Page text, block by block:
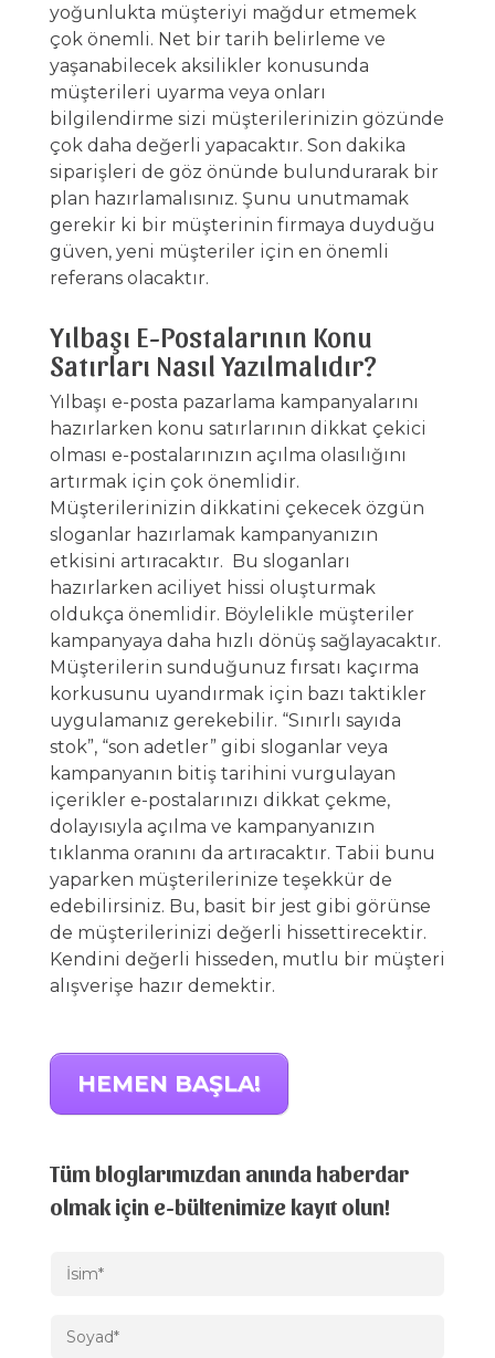
yoğunlukta müşteriyi mağdur etmemek
çok önemli. Net bir tarih belirleme ve
yaşanabilecek aksilikler konusunda
müşterileri uyarma veya onları
bilgilendirme sizi müşterilerinizin gözünde
çok daha değerli yapacaktır. Son dakika
siparişleri de göz önünde bulundurarak bir
plan hazırlamalısınız. Şunu unutmamak
gerekir ki bir müşterinin firmaya duyduğu
güven, yeni müşteriler için en önemli
referans olacaktır.
Yılbaşı E-Postalarının Konu
Satırları Nasıl Yazılmalıdır?
Yılbaşı e-posta pazarlama kampanyalarını
hazırlarken konu satırlarının dikkat çekici
olması e-postalarınızın açılma olasılığını
artırmak için çok önemlidir.
Müşterilerinizin dikkatini çekecek özgün
sloganlar hazırlamak kampanyanızın
etkisini artıracaktır. Bu sloganları
hazırlarken aciliyet hissi oluşturmak
oldukça önemlidir. Böylelikle müşteriler
kampanyaya daha hızlı dönüş sağlayacaktır.
Müşterilerin sunduğunuz fırsatı kaçırma
korkusunu uyandırmak için bazı taktikler
uygulamanız gerekebilir. “Sınırlı sayıda
stok”, “son adetler” gibi sloganlar veya
kampanyanın bitiş tarihini vurgulayan
içerikler e-postalarınızı dikkat çekme,
dolayısıyla açılma ve kampanyanızın
tıklanma oranını da artıracaktır. Tabii bunu
yaparken müşterilerinize teşekkür de
edebilirsiniz. Bu, basit bir jest gibi görünse
de müşterilerinizi değerli hissettirecektir.
Kendini değerli hisseden, mutlu bir müşteri
alışverişe hazır demektir.
HEMEN BAŞLA!
Tüm bloglarımızdan anında haberdar
olmak için e-bültenimize kayıt olun!